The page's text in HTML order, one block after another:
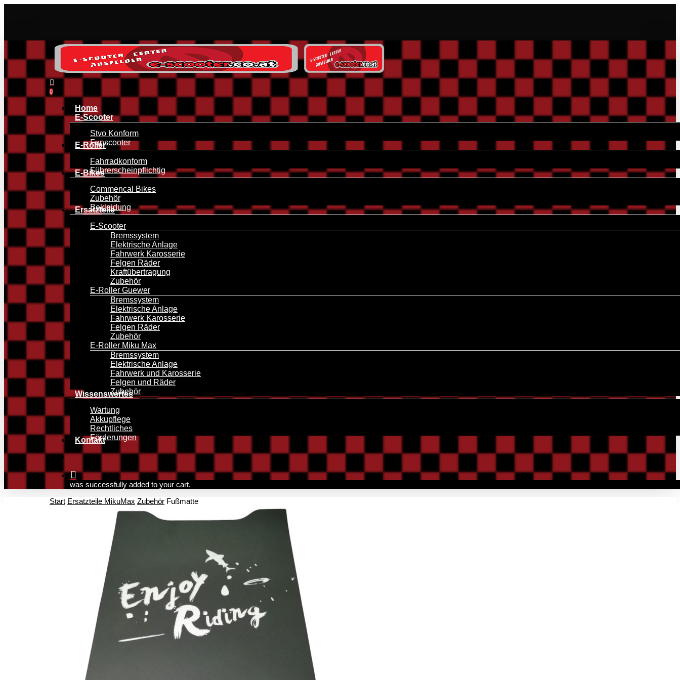
Hit enter to search or ESC to close
search
0
Menu
Home
E-Scooter
Stvo Konform
Funscooter
E-Roller
Fahrradkonform
Führerscheinpflichtig
E-Bikes
Commencal Bikes
Zubehör
Bekleidung
Ersatzteile
E-Scooter
Bremssystem
Elektrische Anlage
Fahrwerk Karosserie
Felgen Räder
Kraftübertragung
Zubehör
E-Roller Guewer
Bremssystem
Elektrische Anlage
Fahrwerk Karosserie
Felgen Räder
Zubehör
E-Roller Miku Max
Bremssystem
Elektrische Anlage
Fahrwerk und Karosserie
Felgen und Räder
Zubehör
Wissenswertes
Wartung
Akkupflege
Rechtliches
Förderungen
Kontakt
search
was successfully added to your cart.
Start Ersatzteile MikuMax Zubehör Fußmatte